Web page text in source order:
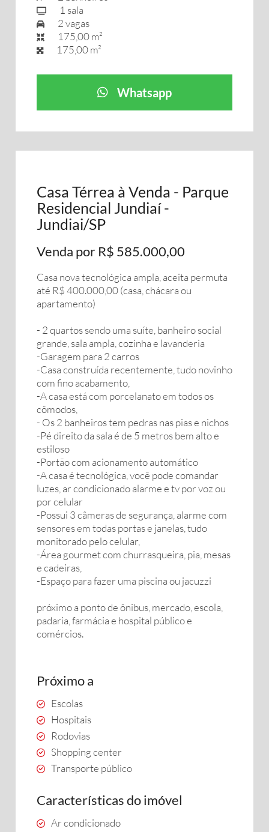
1 sala
2 vagas
175,00 m²
175,00 m²
Whatsapp
Casa Térrea à Venda - Parque
Residencial Jundiaí -
Jundiai/SP
Venda por R$ 585.000,00
Casa nova tecnológica ampla, aceita permuta
até R$ 400.000,00 (casa, chácara ou
apartamento)
- 2 quartos sendo uma suíte, banheiro social
grande, sala ampla, cozinha e lavanderia
-Garagem para 2 carros
-Casa construída recentemente, tudo novinho
com fino acabamento,
-A casa está com porcelanato em todos os
cômodos,
- Os 2 banheiros tem pedras nas pias e nichos
-Pé direito da sala é de 5 metros bem alto e
estiloso
-Portão com acionamento automático
-A casa é tecnológica, você pode comandar
luzes, ar condicionado alarme e tv por voz ou
por celular
-Possui 3 câmeras de segurança, alarme com
sensores em todas portas e janelas, tudo
monitorado pelo celular,
-Área gourmet com churrasqueira, pia, mesas
e cadeiras,
-Espaço para fazer uma piscina ou jacuzzi
próximo a ponto de ônibus, mercado, escola,
padaria, farmácia e hospital público e
comércios.
Próximo a
Escolas
Hospitais
Rodovias
Shopping center
Transporte público
Características do imóvel
Ar condicionado